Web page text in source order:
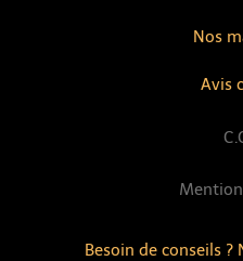
Avis
Nos
Besoin de conseils